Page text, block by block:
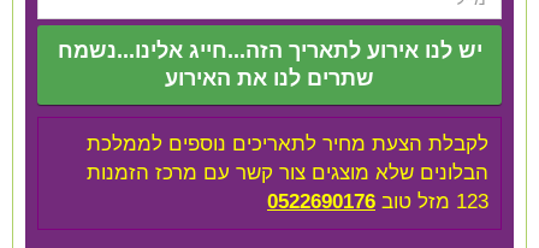
יש לנו אירוע לתאריך הזה...חייג אלינו...נשמח
שתרים לנו את האירוע
לקבלת הצעת מחיר לתאריכים נוספים לממלכת
הבלונים שלא מוצגים צור קשר עם מרכז הזמנות
123 מזל טוב
0522690176